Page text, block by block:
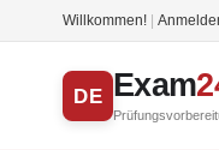
Willkommen!
DE Exam